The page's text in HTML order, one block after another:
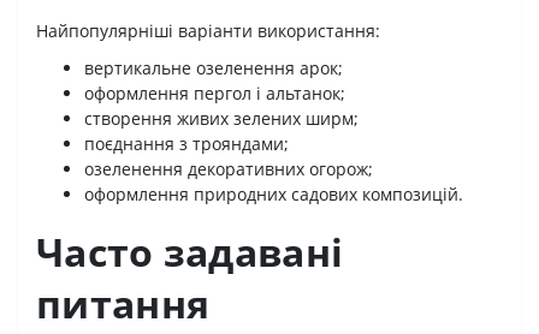
Найпопулярніші варіанти використання:
вертикальне озеленення арок;
оформлення пергол і альтанок;
створення живих зелених ширм;
поєднання з трояндами;
озеленення декоративних огорож;
оформлення природних садових композицій.
Часто задавані
питання